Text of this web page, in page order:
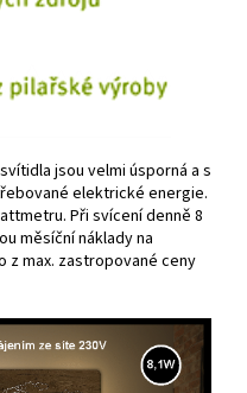
jsou velmi úsporná a s
elektrické energie.
Při svícení denně 8
měsíční náklady na
z max. zastropované ceny